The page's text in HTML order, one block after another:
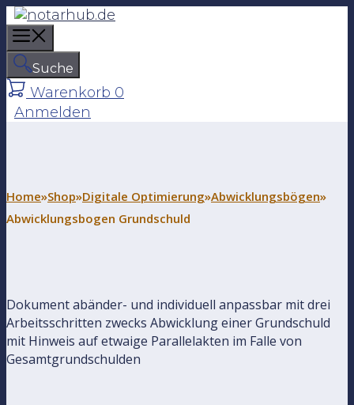
u
m
n
p
r
n
e
n
u
Suche
Warenkorb 0
Anmelden
Home»Shop»Digitale Optimierung»Abwicklungsbögen»
Abwicklungsbogen Grundschuld
Dokument abänder- und individuell anpassbar mit drei
Arbeitsschritten zwecks Abwicklung einer Grundschuld
mit Hinweis auf etwaige Parallelakten im Falle von
Gesamtgrundschulden